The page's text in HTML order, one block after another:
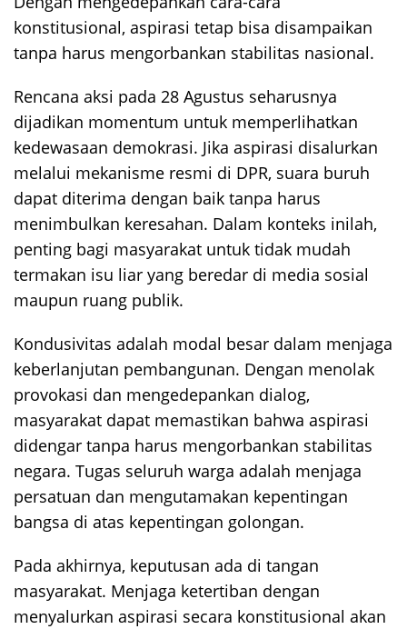
konstitusional, aspirasi tetap bisa disampaikan
tanpa harus mengorbankan stabilitas nasional.
Rencana aksi pada 28 Agustus seharusnya
dijadikan momentum untuk memperlihatkan
kedewasaan demokrasi. Jika aspirasi disalurkan
melalui mekanisme resmi di DPR, suara buruh
dapat diterima dengan baik tanpa harus
menimbulkan keresahan. Dalam konteks inilah,
penting bagi masyarakat untuk tidak mudah
termakan isu liar yang beredar di media sosial
maupun ruang publik.
Kondusivitas adalah modal besar dalam menjaga
keberlanjutan pembangunan. Dengan menolak
provokasi dan mengedepankan dialog,
masyarakat dapat memastikan bahwa aspirasi
didengar tanpa harus mengorbankan stabilitas
negara. Tugas seluruh warga adalah menjaga
persatuan dan mengutamakan kepentingan
bangsa di atas kepentingan golongan.
Pada akhirnya, keputusan ada di tangan
masyarakat. Menjaga ketertiban dengan
menyalurkan aspirasi secara konstitusional akan